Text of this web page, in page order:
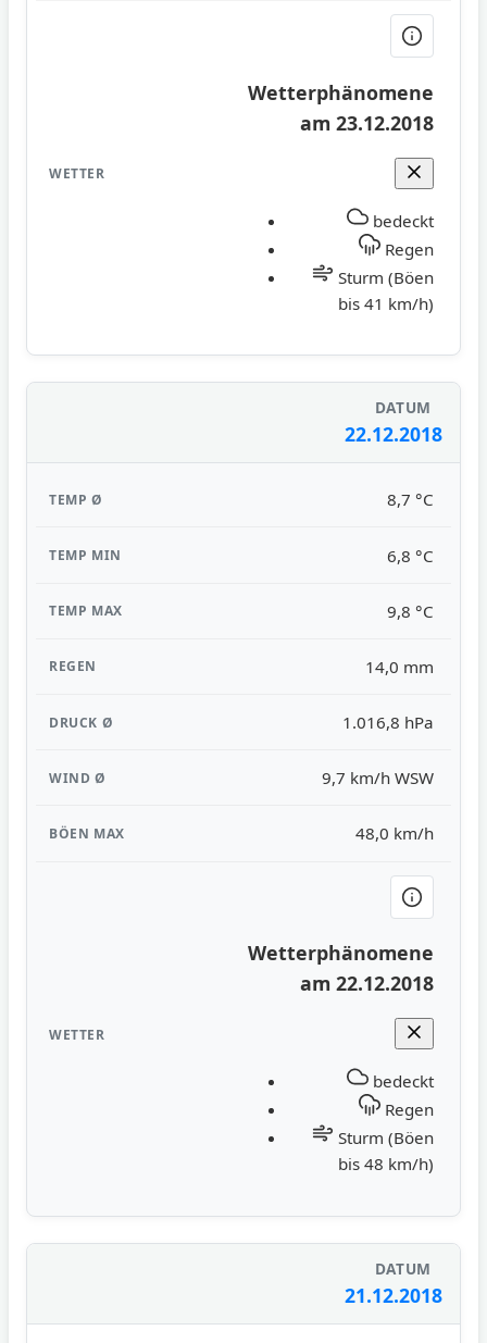
Wetterphänomene
am 23.12.2018
bedeckt
Regen
Sturm (Böen
bis 41 km/h)
22.12.2018
8,7 °C
6,8 °C
9,8 °C
14,0 mm
1.016,8 hPa
9,7 km/h WSW
48,0 km/h
Wetterphänomene
am 22.12.2018
bedeckt
Regen
Sturm (Böen
bis 48 km/h)
21.12.2018